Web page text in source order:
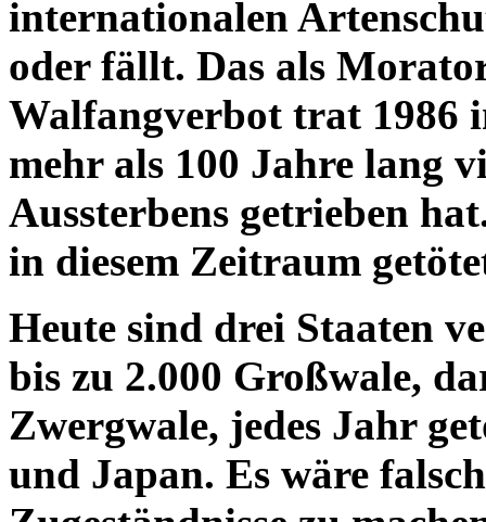
internationalen
oder fällt. Das als
Walfangverbot trat 1986
mehr als 100 Jahre lang
Aussterbens getrieben
in diesem Zeitraum
Heute sind drei Staaten
bis zu 2.000 Großwale,
Zwergwale, jedes Jahr
und Japan. Es wäre